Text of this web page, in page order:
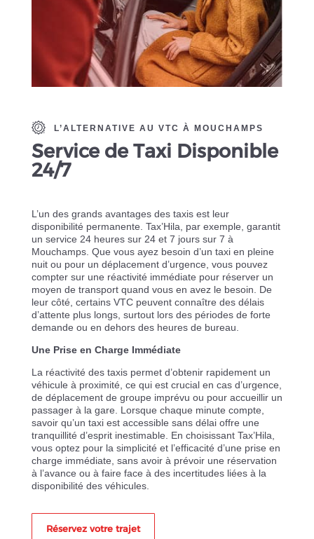
L’ALTERNATIVE AU VTC À MOUCHAMPS
Service de Taxi Disponible
24/7
L’un des grands avantages des taxis est leur
disponibilité permanente. Tax’Hila, par exemple, garantit
un service 24 heures sur 24 et 7 jours sur 7 à
Mouchamps. Que vous ayez besoin d’un taxi en pleine
nuit ou pour un déplacement d’urgence, vous pouvez
compter sur une réactivité immédiate pour réserver un
moyen de transport quand vous en avez le besoin. De
leur côté, certains VTC peuvent connaître des délais
d’attente plus longs, surtout lors des périodes de forte
demande ou en dehors des heures de bureau.
Une Prise en Charge Immédiate
La réactivité des taxis permet d’obtenir rapidement un
véhicule à proximité, ce qui est crucial en cas d’urgence,
de déplacement de groupe imprévu ou pour accueillir un
passager à la gare. Lorsque chaque minute compte,
savoir qu’un taxi est accessible sans délai offre une
tranquillité d’esprit inestimable. En choisissant Tax’Hila,
vous optez pour la simplicité et l’efficacité d’une prise en
charge immédiate, sans avoir à prévoir une réservation
à l’avance ou à faire face à des incertitudes liées à la
disponibilité des véhicules.
Réservez votre trajet